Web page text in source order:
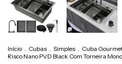
Início Cubas Simples
Cuba
Risco Nano PVD Black Com Torneira